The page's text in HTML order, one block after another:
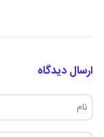
ارسال دیدگاه